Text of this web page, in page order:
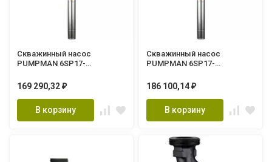
Скважинный насос
PUMPMAN 6SP17-
ь,5,5кВт,Hmax-110м, Qmax-
500л/мин, 1.5м каб
169 290,32 ₽
В корзину
Скважинный насос
PUMPMAN 6SP17-
ь,7,5кВт,Hmax-141м, Qmax-
500л/мин, 1.5м каб)
186 100,14 ₽
В корзину